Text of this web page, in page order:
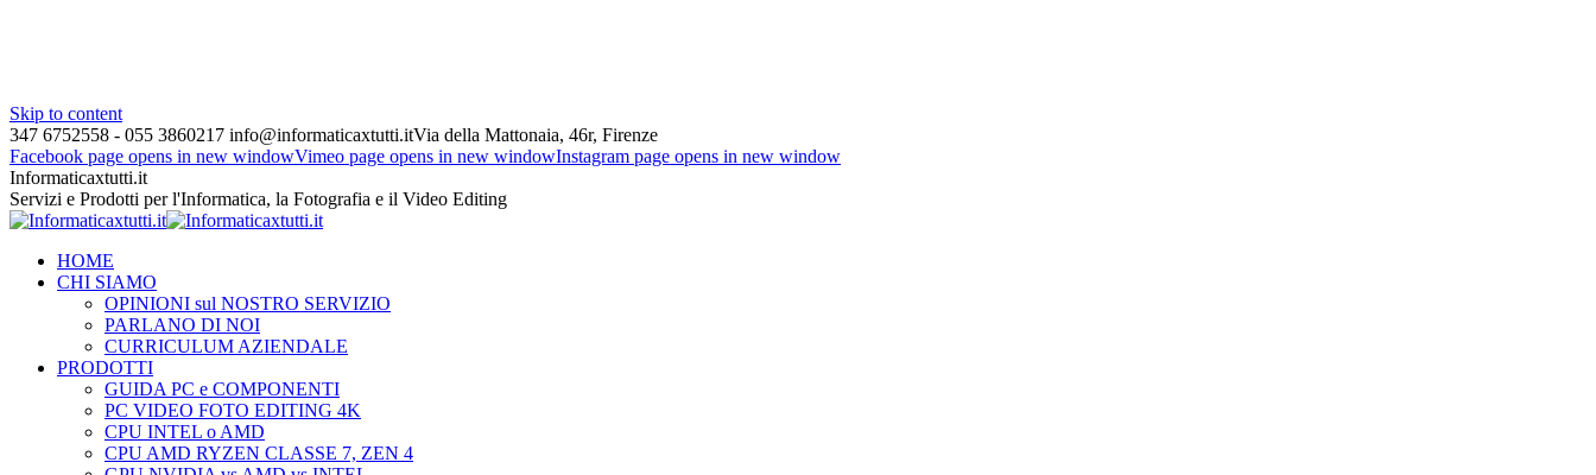
Skip to content
347 6752558 - 055 3860217 info@informaticaxtutti.itVia della Mattonaia, 46r, Firenze
Facebook page opens in new windowVimeo page opens in new windowInstagram page opens in new window
Informaticaxtutti.it
Servizi e Prodotti per l'Informatica, la Fotografia e il Video Editing
HOME
CHI SIAMO
OPINIONI sul NOSTRO SERVIZIO
PARLANO DI NOI
CURRICULUM AZIENDALE
PRODOTTI
GUIDA PC e COMPONENTI
PC VIDEO FOTO EDITING 4K
CPU INTEL o AMD
CPU AMD RYZEN CLASSE 7, ZEN 4